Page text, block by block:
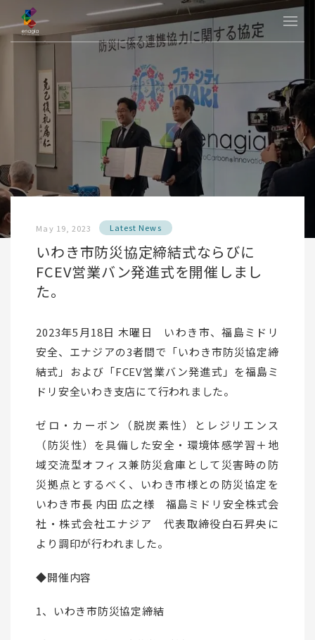
May 19, 2023 Latest News
いわき市防災協定締結式ならびに
FCEV営業バン発進式を開催しまし
た。
2023年5月18日 木曜日 いわき市、福島ミドリ
安全、エナジアの3者間で「いわき市防災協定締
結式」および「FCEV営業バン発進式」を福島ミ
ドリ安全いわき支店にて行われました。
ゼロ・カーボン（脱炭素性）とレジリエンス
（防災性）を具備した安全・環境体感学習＋地
域交流型オフィス兼防災倉庫として災害時の防
災拠点とするべく、いわき市様との防災協定を
いわき市長 内田 広之様 福島ミドリ安全株式会
社・株式会社エナジア 代表取締役白石昇央に
より調印が行われました。
◆開催内容
1、いわき市防災協定締結